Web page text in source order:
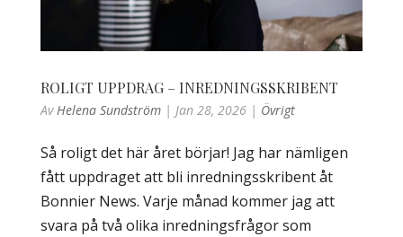
ROLIGT UPPDRAG – INREDNINGSSKRIBENT
AvHelena Sundström| Jan 28, 2026| Övrigt
Så roligt det här året börjar! Jag har nämligen
fått uppdraget att bli inredningsskribent åt
Bonnier News. Varje månad kommer jag att
svara på två olika inredningsfrågor som